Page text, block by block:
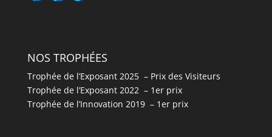
NOS TROPHÉES
Trophée de l’Exposant 2025 – Prix des Visiteurs
Trophée de l’Exposant 2022 – 1er prix
Trophée de l’Innovation 2019 – 1er prix